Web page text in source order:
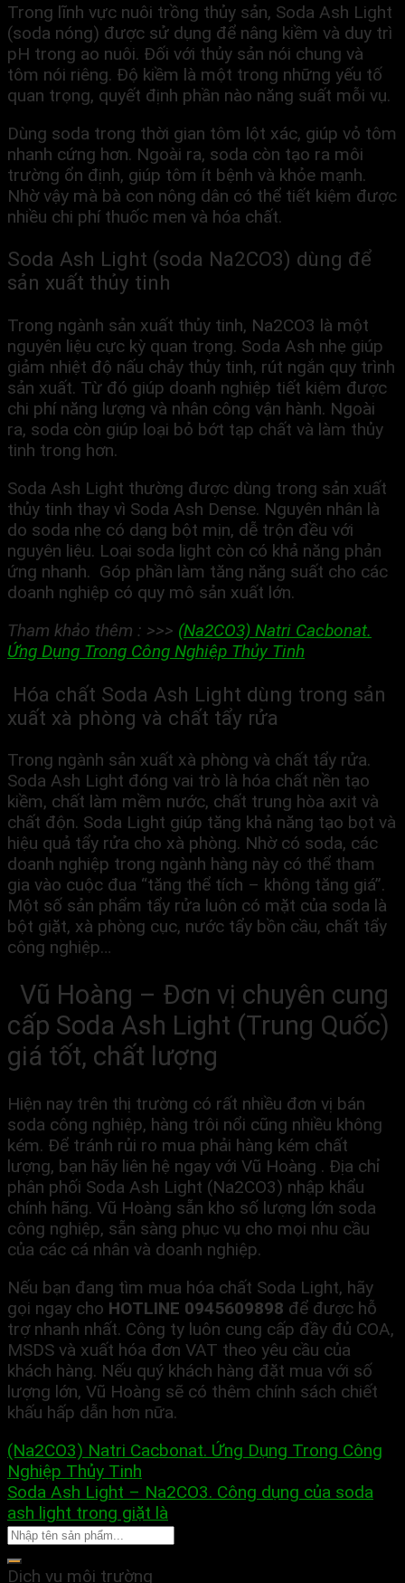
Trong lĩnh vực nuôi trồng thủy sản, Soda Ash Light
(soda nóng) được sử dụng để nâng kiềm và duy trì
pH trong ao nuôi. Đối với thủy sản nói chung và
tôm nói riêng. Độ kiềm là một trong những yếu tố
quan trọng, quyết định phần nào năng suất mỗi vụ.
Dùng soda trong thời gian tôm lột xác, giúp vỏ tôm
nhanh cứng hơn. Ngoài ra, soda còn tạo ra môi
trường ổn định, giúp tôm ít bệnh và khỏe mạnh.
Nhờ vậy mà bà con nông dân có thể tiết kiệm được
nhiều chi phí thuốc men và hóa chất.
Soda Ash Light (soda Na2CO3) dùng để
sản xuất thủy tinh
Trong ngành sản xuất thủy tinh, Na2CO3 là một
nguyên liệu cực kỳ quan trọng. Soda Ash nhẹ giúp
giảm nhiệt độ nấu chảy thủy tinh, rút ngắn quy trình
sản xuất. Từ đó giúp doanh nghiệp tiết kiệm được
chi phí năng lượng và nhân công vận hành. Ngoài
ra, soda còn giúp loại bỏ bớt tạp chất và làm thủy
tinh trong hơn.
Soda Ash Light thường được dùng trong sản xuất
thủy tinh thay vì Soda Ash Dense. Nguyên nhân là
do soda nhẹ có dạng bột mịn, dễ trộn đều với
nguyên liệu. Loại soda light còn có khả năng phản
ứng nhanh. Góp phần làm tăng năng suất cho các
doanh nghiệp có quy mô sản xuất lớn.
Tham khảo thêm : >>> (Na2CO3) Natri Cacbonat.
Ứng Dụng Trong Công Nghiệp Thủy Tinh
Hóa chất Soda Ash Light dùng trong sản
xuất xà phòng và chất tẩy rửa
Trong ngành sản xuất xà phòng và chất tẩy rửa.
Soda Ash Light đóng vai trò là hóa chất nền tạo
kiềm, chất làm mềm nước, chất trung hòa axit và
chất độn. Soda Light giúp tăng khả năng tạo bọt và
hiệu quả tẩy rửa cho xà phòng. Nhờ có soda, các
doanh nghiệp trong ngành hàng này có thể tham
gia vào cuộc đua “tăng thể tích – không tăng giá”.
Một số sản phẩm tẩy rửa luôn có mặt của soda là
bột giặt, xà phòng cục, nước tẩy bồn cầu, chất tẩy
công nghiệp…
Vũ Hoàng – Đơn vị chuyên cung
cấp Soda Ash Light (Trung Quốc)
giá tốt, chất lượng
Hiện nay trên thị trường có rất nhiều đơn vị bán
soda công nghiệp, hàng trôi nổi cũng nhiều không
kém. Để tránh rủi ro mua phải hàng kém chất
lượng, bạn hãy liên hệ ngay với Vũ Hoàng . Địa chỉ
phân phối Soda Ash Light (Na2CO3) nhập khẩu
chính hãng. Vũ Hoàng sẵn kho số lượng lớn soda
công nghiệp, sẵn sàng phục vụ cho mọi nhu cầu
của các cá nhân và doanh nghiệp.
Nếu bạn đang tìm mua hóa chất Soda Light, hãy
gọi ngay cho HOTLINE 0945609898 để được hỗ
trợ nhanh nhất. Công ty luôn cung cấp đầy đủ COA,
MSDS và xuất hóa đơn VAT theo yêu cầu của
khách hàng. Nếu quý khách hàng đặt mua với số
lượng lớn, Vũ Hoàng sẽ có thêm chính sách chiết
khấu hấp dẫn hơn nữa.
(Na2CO3) Natri Cacbonat. Ứng Dụng Trong Công
Nghiệp Thủy Tinh
Soda Ash Light – Na2CO3. Công dụng của soda
ash light trong giặt là
Dịch vụ môi trường